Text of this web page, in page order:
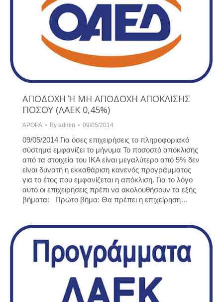
ΑΠΟΔΟΧΗ Ή ΜΗ ΑΠΟΔΟΧΗ ΑΠΟΚΛΙΣΗΣ
ΠΟΣΟΥ (ΛΑΕΚ 0,45%)
ΆΡΘΡΑ By admin 09/05/2014
09/05/2014 Για όσες επιχειρήσεις το πληροφοριακό
σύστημα εμφανίζει το μήνυμα Το ποσοστό απόκλισης
από τα στοιχεία του ΙΚΑ είναι μεγαλύτερο από 5% δεν
είναι δυνατή η εκκαθάριση κανενός προγράμματος
για το έτος που εμφανίζεται η απόκλιση. Για το λόγο
αυτό οι επιχειρήσεις πρέπι να ακολουθήσουν τα εξής
βήματα: Πρώτο βήμα: Θα πρέπει η επιχείρηση…